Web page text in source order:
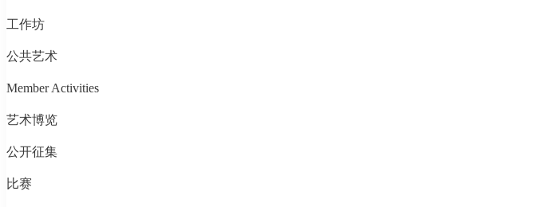
工作坊
公共艺术
Member Activities
艺术博览
公开征集
比赛